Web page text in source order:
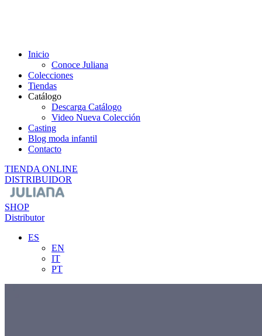
Inicio
Conoce Juliana
Colecciones
Tiendas
Catálogo
Descarga Catálogo
Video Nueva Colección
Casting
Blog moda infantil
Contacto
TIENDA ONLINE
DISTRIBUIDOR
SHOP
Distributor
ES
EN
IT
PT